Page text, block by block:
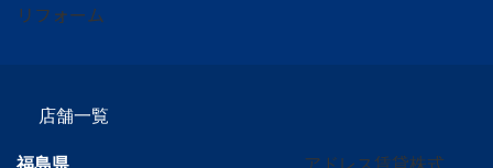
リフォーム
店舗一覧